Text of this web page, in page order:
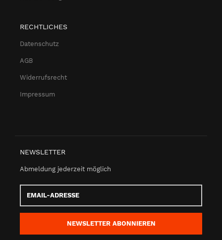
RECHTLICHES
Datenschutz
AGB
Widerrufsrecht
Impressum
NEWSLETTER
Abmeldung jederzeit möglich
Adresse
NEWSLETTER ABONNIEREN